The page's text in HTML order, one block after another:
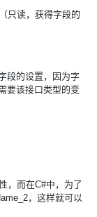
只读，获得字段的
段的设置，因为字
要该接口类型的变
，而在C#中，为了
，这样就可以